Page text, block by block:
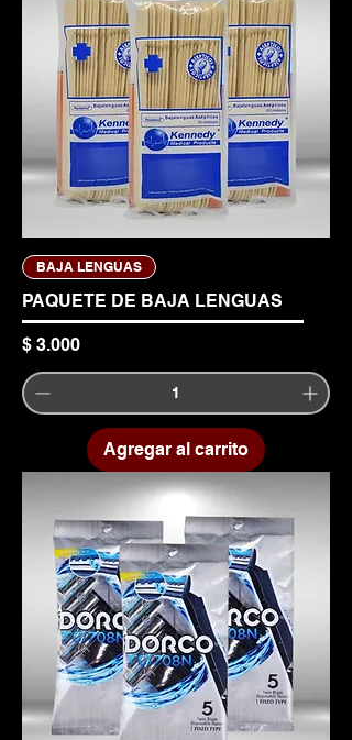
BAJA LENGUAS
PAQUETE DE BAJA LENGUAS
Precio
$ 3.000
Agregar al carrito